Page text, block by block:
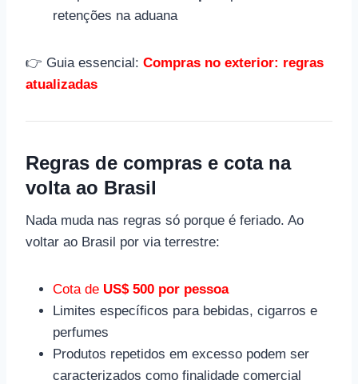
retenções na aduana
👉 Guia essencial: Compras no exterior: regras
atualizadas
Regras de compras e cota na
volta ao Brasil
Nada muda nas regras só porque é feriado. Ao
voltar ao Brasil por via terrestre:
Cota de US$ 500 por pessoa
Limites específicos para bebidas, cigarros e
perfumes
Produtos repetidos em excesso podem ser
caracterizados como finalidade comercial